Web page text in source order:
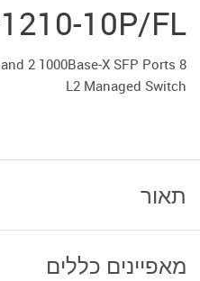
10P/FL
2 1000Base-X SFP Ports
L2 Managed Switch
תאור
מאפיינים כללים